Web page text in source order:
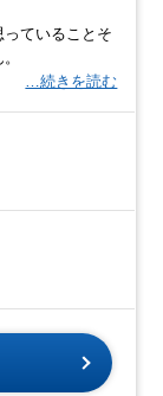
ていることそ
…続きを読む